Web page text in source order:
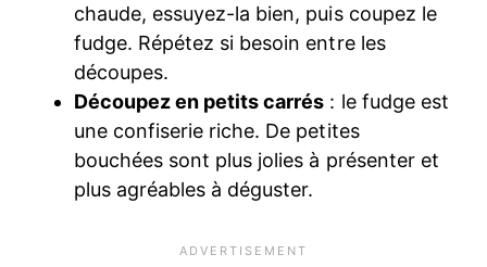
chaude, essuyez-la bien, puis coupez le
fudge. Répétez si besoin entre les
découpes.
Découpez en petits carrés : le fudge est
une confiserie riche. De petites
bouchées sont plus jolies à présenter et
plus agréables à déguster.